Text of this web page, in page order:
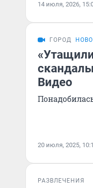
14 июля, 2026,
ГОРОД
Видео
20 июля, 2025,
РАЗВЛЕЧЕНИЯ